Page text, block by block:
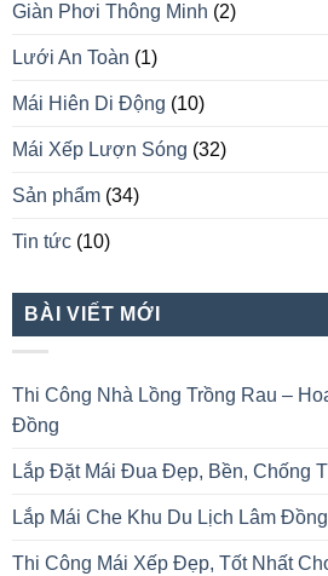
Giàn Phơi Thông Minh (2)
Lưới An Toàn (1)
Mái Hiên Di Động (10)
Mái Xếp Lượn Sóng (32)
Sản phẩm (34)
Tin tức (10)
BÀI VIẾT MỚI
Thi Công Nhà Lồng Trồng Rau –
Đồng
Lắp Đặt Mái Đua Đẹp, Bền, Chống
Lắp Mái Che Khu Du Lịch Lâm
Thi Công Mái Xếp Đẹp, Tốt Nhất